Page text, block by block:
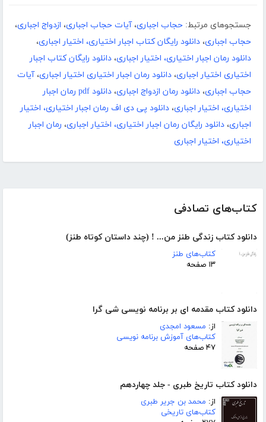
کتاب‌های تصادفی
دانلود کتاب زندگی طنز من... ! (چند داستان کوتاه طنز)
کتاب‌های طنز
۱۳ صفحه
دانلود کتاب مقدمه ای بر برنامه نویسی شی گرا
از: مسعود امجدی
کتاب‌های آموزش برنامه نویسی
۴۷ صفحه
دانلود کتاب تاریخ طبری - جلد چهاردهم
از: محمد بن جریر طبری
کتاب‌های تاریخی
جستجوهای مرتبط: حجاب اجباری،آیات حجاب اجباری، ازدواج اجباری،
حجاب اجباری، دانلود رایگان کتاب اجبار اختیاری، اختیار اجباری،
دانلود رمان اجبار اختیاری، اختیار اجباری، دانلود رایگان کتاب اجبار
اختیاری اختیار اجباری، دانلود رمان اجبار اختیاری اختیار اجباری،آیات
حجاب اجباری، دانلود رمان ازدواج اجباری،
دانلود pdf رمان اجبار
اختیاری، اختیار اجباری، دانلود پی دی اف رمان اجبار اختیاری، اختیار
اجباری، دانلود رایگان رمان اجبار اختیاری، اختیار اجباری، رمان اجبار
اختیاری، اختیار اجباری